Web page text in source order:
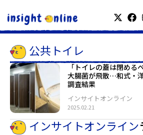
公共トイレ
「トイレの蓋は閉める
大腸菌が飛散…和式・
調査結果
2025.02.21
インサイトオンライン
インサイトオンライン